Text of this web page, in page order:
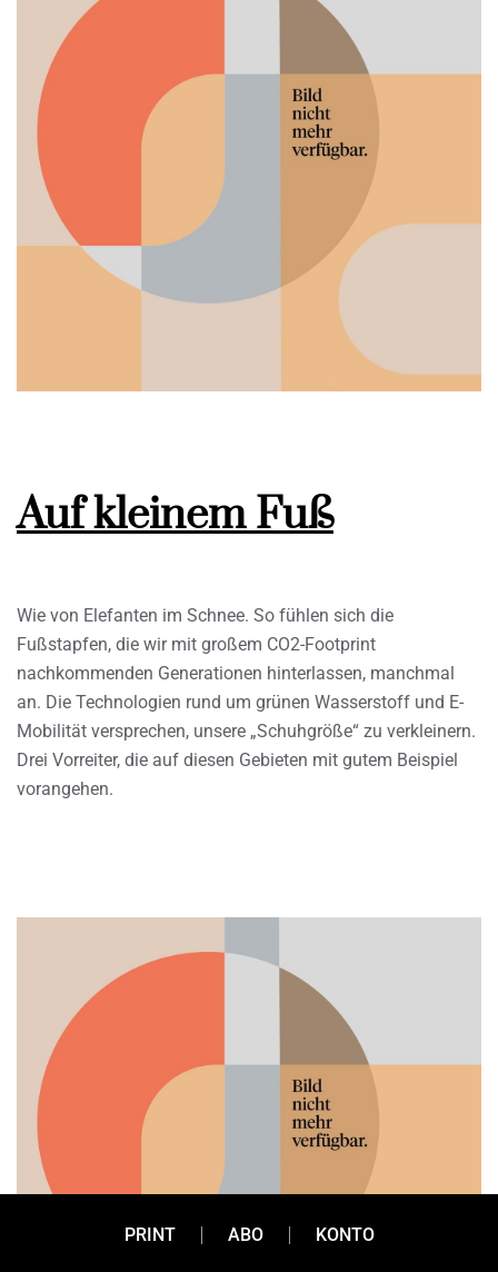
Auf kleinem Fuß
Wie von Elefanten im Schnee. So fühlen sich die
Fußstapfen, die wir mit großem CO2-Footprint
nachkommenden Generationen hinterlassen, manchmal
an. Die Technologien rund um grünen Wasserstoff und E-
Mobilität versprechen, unsere „Schuhgröße“ zu verkleinern.
Drei Vorreiter, die auf diesen Gebieten mit gutem Beispiel
vorangehen.
PRINT ABO KONTO